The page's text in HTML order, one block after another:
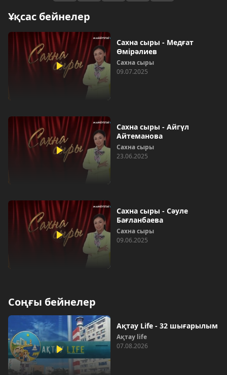
Ұқсас бейнелер
Сахна сыры - Медғат
Өмірәлиев
Сахна сыры
09.07.2025
Сахна сыры - Айгүл
Айтеманова
Сахна сыры
23.06.2025
Сахна сыры - Сәуле
Бағланбаева
Сахна сыры
09.06.2025
Соңғы бейнелер
Ақтау Life - 32 шығарылым
Ақтау life
07.08.2026